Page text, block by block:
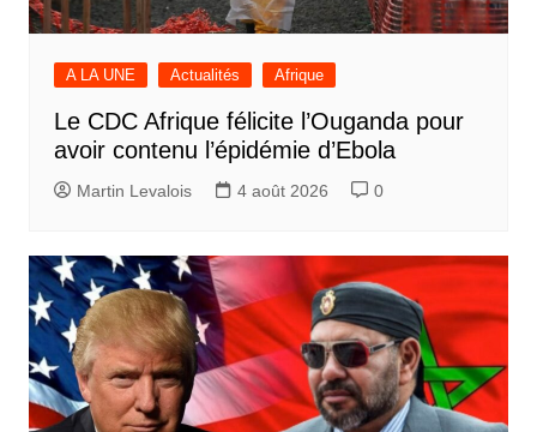
A LA UNE Actualités Afrique
Le CDC Afrique félicite l’Ouganda pour
avoir contenu l’épidémie d’Ebola
Martin Levalois 4 août 2026 0